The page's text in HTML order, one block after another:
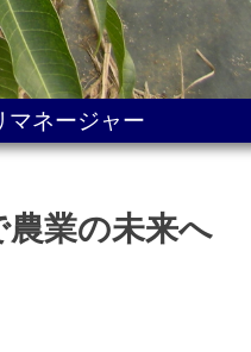
マネージャー
業の未来へ